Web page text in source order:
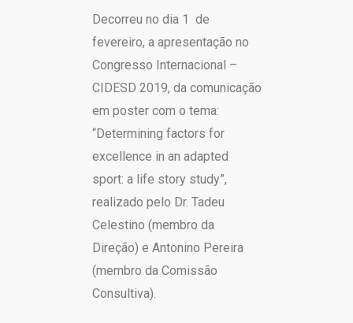
Decorreu no dia 1 de
fevereiro, a apresentação no
Congresso Internacional –
CIDESD 2019, da comunicação
em poster com o tema:
“Determining factors for
excellence in an adapted
sport: a life story study”,
realizado pelo Dr. Tadeu
Celestino (membro da
Direção) e Antonino Pereira
(membro da Comissão
Consultiva).